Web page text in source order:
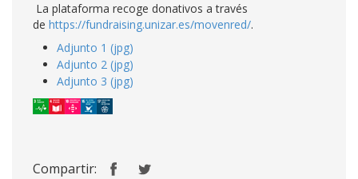
La plataforma recoge donativos a través
de https://fundraising.unizar.es/movenred/.
Adjunto 1 (jpg)
Adjunto 2 (jpg)
Adjunto 3 (jpg)
Compartir: